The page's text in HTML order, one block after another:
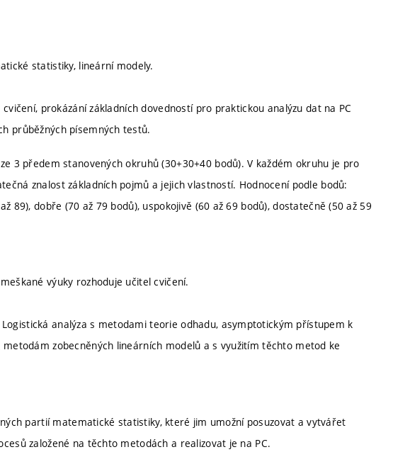
statistiky, lineární modely.
prokázání základních dovedností pro praktickou analýzu dat na PC
průběžných písemných testů.
3 předem stanovených okruhů (30+30+40 bodů). V každém okruhu je pro
znalost základních pojmů a jejich vlastností. Hodnocení podle bodů:
89), dobře (70 až 79 bodů), uspokojivě (60 až 69 bodů), dostatečně (50 až 59
výuky rozhoduje učitel cvičení.
analýza s metodami teorie odhadu, asymptotickým přístupem k
zobecněných lineárních modelů a s využitím těchto metod ke
partií matematické statistiky, které jim umožní posuzovat a vytvářet
založené na těchto metodách a realizovat je na PC.